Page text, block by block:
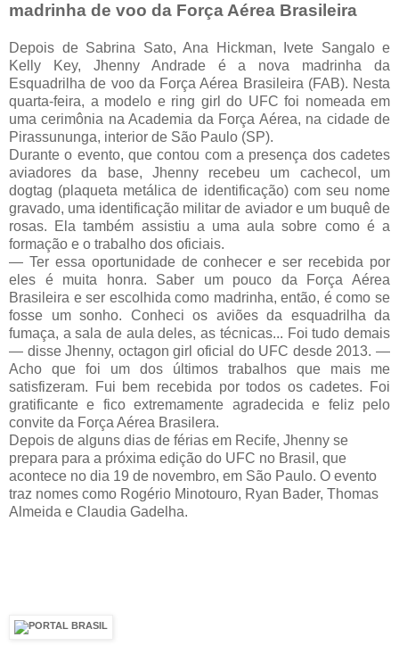
madrinha de voo da Força Aérea Brasileira
Depois de Sabrina Sato, Ana Hickman, Ivete Sangalo e
Kelly Key, Jhenny Andrade é a nova madrinha da
Esquadrilha de voo da Força Aérea Brasileira (FAB). Nesta
quarta-feira, a modelo e ring girl do UFC foi nomeada em
uma cerimônia na Academia da Força Aérea, na cidade de
Pirassununga, interior de São Paulo (SP).
Durante o evento, que contou com a presença dos cadetes
aviadores da base, Jhenny recebeu um cachecol, um
dogtag (plaqueta metálica de identificação) com seu nome
gravado, uma identificação militar de aviador e um buquê de
rosas. Ela também assistiu a uma aula sobre como é a
formação e o trabalho dos oficiais.
— Ter essa oportunidade de conhecer e ser recebida por
eles é muita honra. Saber um pouco da Força Aérea
Brasileira e ser escolhida como madrinha, então, é como se
fosse um sonho. Conheci os aviões da esquadrilha da
fumaça, a sala de aula deles, as técnicas... Foi tudo demais
— disse Jhenny, octagon girl oficial do UFC desde 2013. —
Acho que foi um dos últimos trabalhos que mais me
satisfizeram. Fui bem recebida por todos os cadetes. Foi
gratificante e fico extremamente agradecida e feliz pelo
convite da Força Aérea Brasilera.
Depois de alguns dias de férias em Recife, Jhenny se
prepara para a próxima edição do UFC no Brasil, que
acontece no dia 19 de novembro, em São Paulo. O evento
traz nomes como Rogério Minotouro, Ryan Bader, Thomas
Almeida e Claudia Gadelha.